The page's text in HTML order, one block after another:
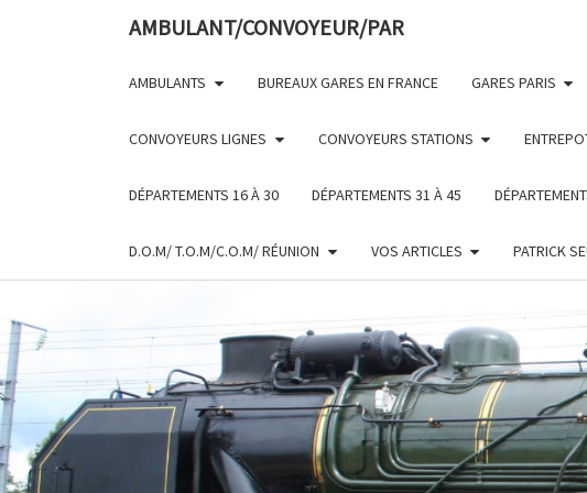
AMBULANT/CONVOYEUR/PAR
AMBULANTS BUREAUX GARES EN FRANCE GARES PARIS
CONVOYEURS LIGNES CONVOYEURS STATIONS
DÉPARTEMENTS 16 À 30 DÉPARTEMENTS 31 À 45
D.O.M/ T.O.M/C.O.M/ RÉUNION VOS ARTICLES PATRICK